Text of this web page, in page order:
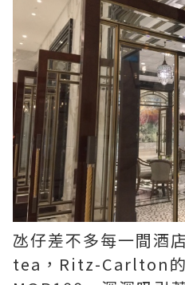
氹仔差不多每一間酒
tea，Ritz-Carlton